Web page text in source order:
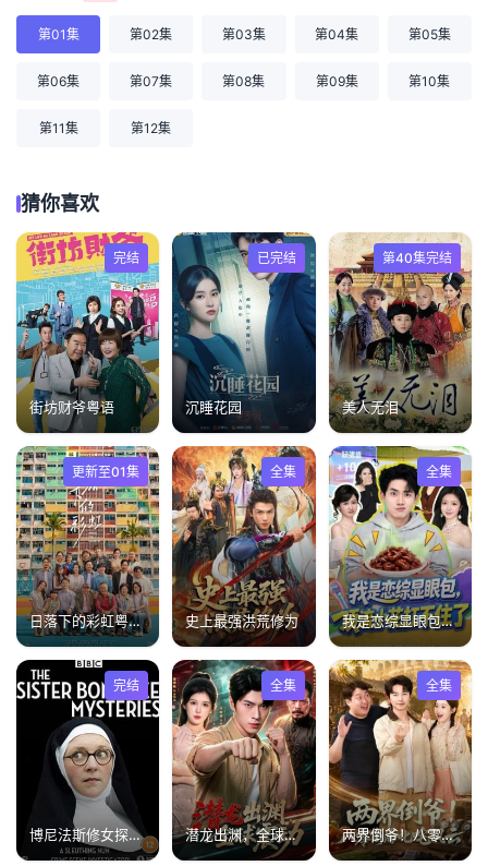
第01集 第02集 第03集 第04集 第05集
第06集 第07集 第08集 第09集 第10集
第11集 第12集
猜你喜欢
完结
街坊财爷粤语
已完结
沉睡花园
第40集完结
美人无泪
更新至01集
日落下的彩虹粤语版
全集
史上最强洪荒修为
全集
我是恋综显眼包，顶流小花扛不住了
完结
博尼法斯修女探案集第二季
全集
潜龙出渊，全球震动
全集
两界倒爷！八零商海叱咤风云